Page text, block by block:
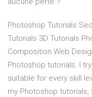
Photoshop Tutorials
Tutorials 3D Tutorials
Composition Web
Photoshop tutorials. I
suitable for every skill
my Photoshop